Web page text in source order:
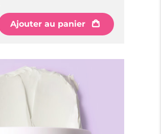
Ajouter au panier